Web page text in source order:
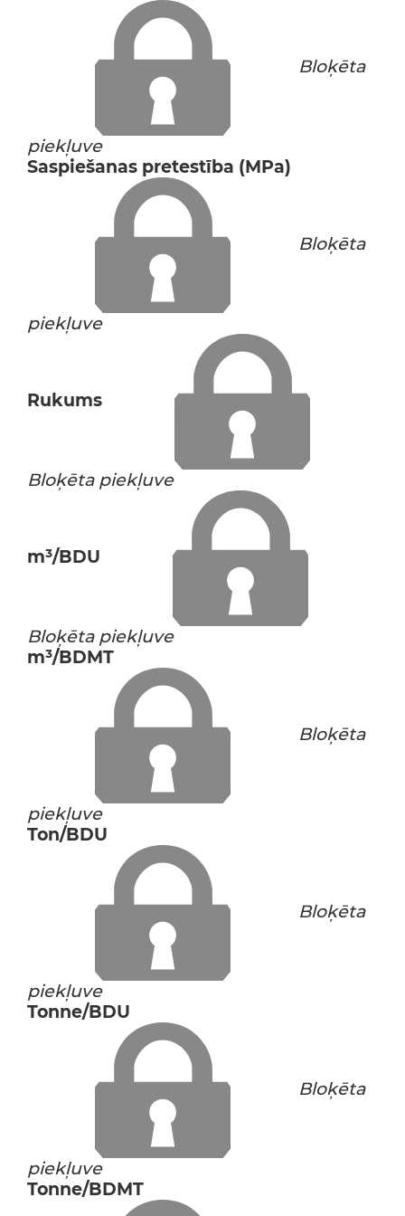
Bloķēta
piekļuve
Saspiešanas pretestība (MPa)
Bloķēta
piekļuve
Rukums
Bloķēta piekļuve
m³/BDU
Bloķēta piekļuve
m³/BDMT
Bloķēta
piekļuve
Ton/BDU
Bloķēta
piekļuve
Tonne/BDU
Bloķēta
piekļuve
Tonne/BDMT